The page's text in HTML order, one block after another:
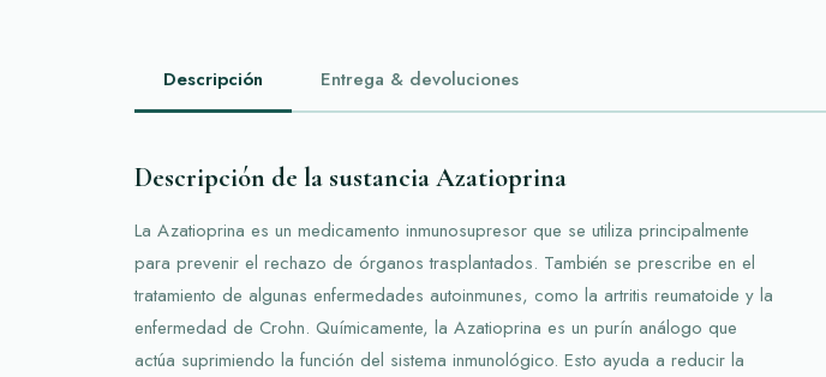
Descripción Entrega & devoluciones
Descripción de la sustancia Azatioprina
La Azatioprina es un medicamento inmunosupresor que se utiliza principalmente
para prevenir el rechazo de órganos trasplantados. También se prescribe en el
tratamiento de algunas enfermedades autoinmunes, como la artritis reumatoide y la
enfermedad de Crohn. Químicamente, la Azatioprina es un purín análogo que
actúa suprimiendo la función del sistema inmunológico. Esto ayuda a reducir la